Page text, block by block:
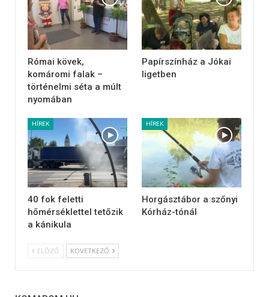
Római kövek,
komáromi falak –
történelmi séta a múlt
nyomában
Papírszínház a Jókai
ligetben
HÍREK
40 fok feletti
hőmérséklettel tetőzik
a kánikula
HÍREK
Horgásztábor a szőnyi
Kórház-tónál
ELŐZŐ KÖVETKEZŐ